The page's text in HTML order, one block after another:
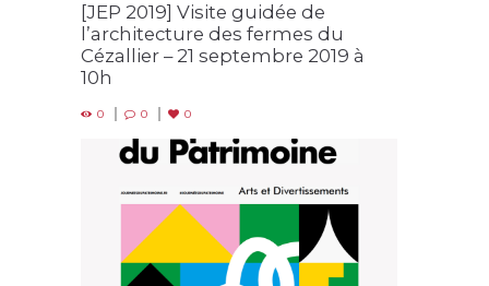
[JEP 2019] Visite guidée de
l’architecture des fermes du
Cézallier – 21 septembre 2019 à
10h
0 0 0